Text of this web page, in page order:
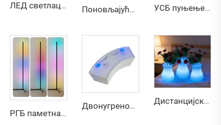
ЛЕД светлац који мења боју пуним лаким пластичним цвећним салом Поновљајући се вишебојни ЛЕД сјајни плантер - водоотпорни ванземни декор Цвећни садав за забаву у бару УСБ пуњење Ботле лампе додир 3 боје слаби светлост за мулти сцене компатибилан
РГБ паметна музика гласова контрола угао ЛЕД подна лампа за кућну игру декор
Двонугреново диодирана батерија за диодиране намештаје за барске забаве
Дистанцијски Контрал Смрњивац Наплаћивац Лед Ваза Светлост Ноћ за спаваћу собу Дневни собу Апартман Хотел Вила Бар Рецепција Декор